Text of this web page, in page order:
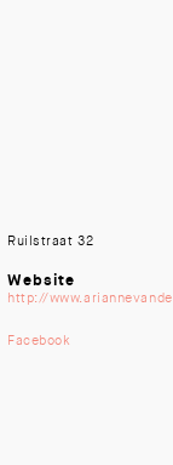
Ruilstraat 32
Website
http://
Facebook